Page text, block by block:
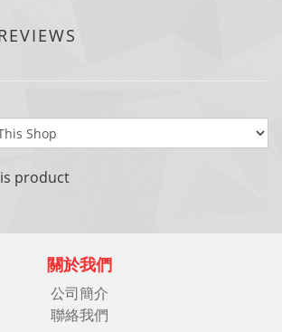
product
關於我們
公司簡介
聯絡我們